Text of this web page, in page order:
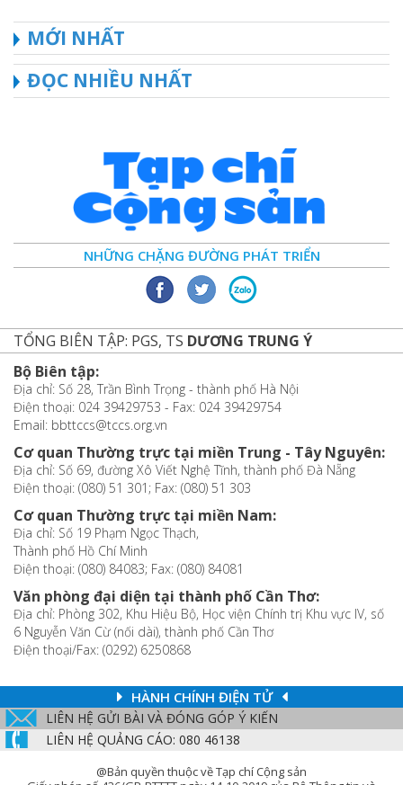
MỚI NHẤT
ĐỌC NHIỀU NHẤT
NHỮNG CHẶNG ĐƯỜNG PHÁT TRIỂN
TỔNG BIÊN TẬP: PGS, TS DƯƠNG TRUNG Ý
Bộ Biên tập:
Địa chỉ: Số 28, Trần Bình Trọng - thành phố Hà Nội
Điện thoại: 024 39429753 - Fax: 024 39429754
Email: bbttccs@tccs.org.vn
Cơ quan Thường trực tại miền Trung - Tây Nguyên:
Địa chỉ: Số 69, đường Xô Viết Nghệ Tĩnh, thành phố Đà Nẵng
Điện thoại: (080) 51 301; Fax: (080) 51 303
Cơ quan Thường trực tại miền Nam:
Địa chỉ: Số 19 Phạm Ngọc Thạch,
Thành phố Hồ Chí Minh
Điện thoại: (080) 84083; Fax: (080) 84081
Văn phòng đại diện tại thành phố Cần Thơ:
Địa chỉ: Phòng 302, Khu Hiệu Bộ, Học viện Chính trị Khu vực IV, số
6 Nguyễn Văn Cừ (nối dài), thành phố Cần Thơ
Điện thoại/Fax: (0292) 6250868
HÀNH CHÍNH ĐIỆN TỬ
LIÊN HỆ GỬI BÀI VÀ ĐÓNG GÓP Ý KIẾN
LIÊN HỆ QUẢNG CÁO: 080 46138
@Bản quyền thuộc về Tạp chí Cộng sản